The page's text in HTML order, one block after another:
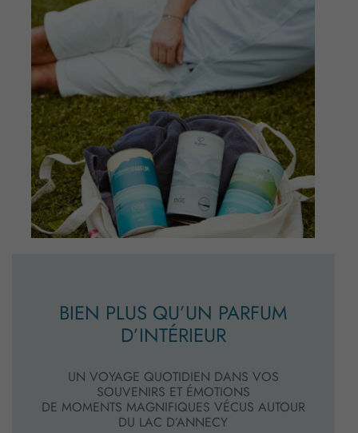
BIEN PLUS QU’UN PARFUM
D’INTÉRIEUR
UN VOYAGE QUOTIDIEN DANS VOS
SOUVENIRS ET ÉMOTIONS
DE MOMENTS MAGNIFIQUES VÉCUS AUTOUR
DU LAC D’ANNECY